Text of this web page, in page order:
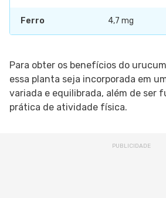
Ferro 4,7 mg
Para obter os benefícios do
essa planta seja incorporada em
variada e equilibrada, além de ser
prática de atividade física.